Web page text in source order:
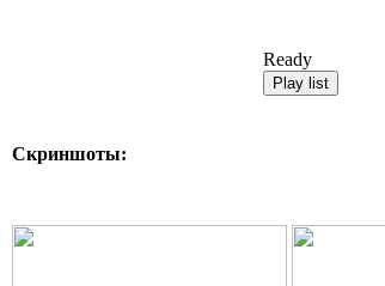
Ready
Скриншоты: